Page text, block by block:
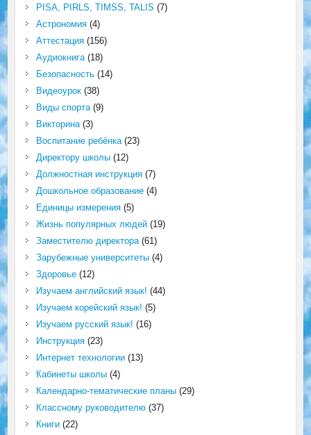
PISA, PIRLS, TIMSS, TALIS (7)
Астрономия(4)
Аттестация(156)
Аудиокнига(18)
Безопасность(14)
Видеоурок(38)
Виды спорта(9)
Викторина(3)
Воспитание ребёнка(23)
Директору школы(12)
Должностная инструкция(7)
Дошкольное образование(4)
Единицы измерения(5)
Жизнь популярных людей(19)
Заместителю директора(61)
Зарубежные университеты(4)
Здоровье(12)
Изучаем английский язык! (44)
Изучаем корейский язык! (5)
Изучаем русский язык! (16)
Инструкция(23)
Интернет технологии(13)
Кабинеты школы(4)
Календарно-тематические планы(29)
Классному руководителю(37)
Книги(22)